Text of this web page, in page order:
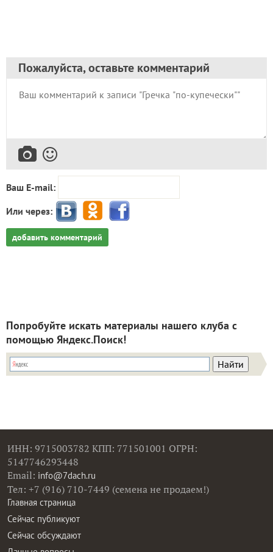
Пожалуйста, оставьте комментарий
Ваш E-mail:
Или через:
добавить комментарий
Попробуйте искать материалы нашего клуба с
помощью Яндекс.Поиск!
ИНН: 9715003782 КПП: 771501001 ОГРН:
5147746293448
Email: info@7dach.ru
Тел: +7 (916) 710-7449 (семена не продаем!)
Главная страница
Сейчас публикуют
Сейчас обсуждают